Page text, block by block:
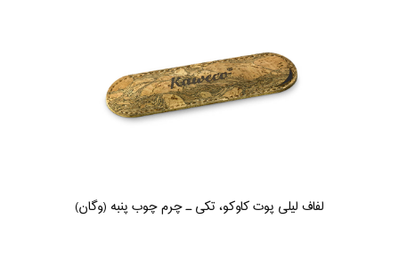
لفاف لیلی پوت کاوکو، تکی ـ چرم چوب پنبه (وگان)